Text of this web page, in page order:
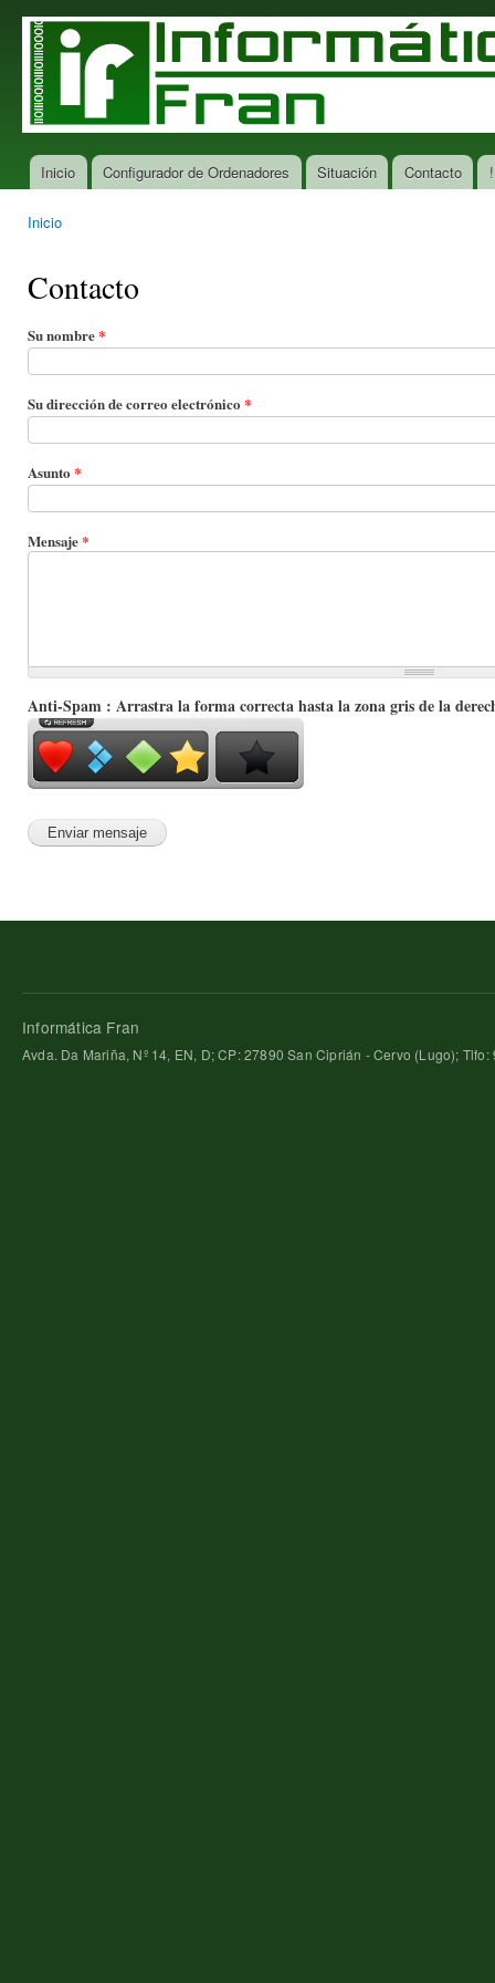
Informática
Fran
Tu tienda
de
informática
en San
Ciprián
Menú principal
Inicio Configurador de Ordenadores Situación Contacto !
Inicio
Contacto
Su nombre*
Su dirección de correo electrónico *
Asunto *
Mensaje*
Anti-Spam : Arrastra la forma correcta hasta la zona gris de la
Informática Fran
Avda. Da Mariña, Nº 14, EN, D; CP: 27890 San Ciprián - Cervo (Lugo);